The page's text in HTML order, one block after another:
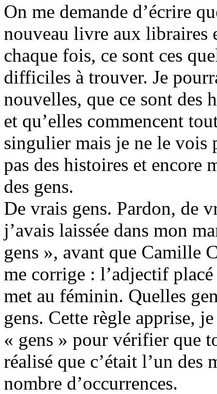
On me demande d’écrire
nouveau livre aux libraires
chaque fois, ce sont ces
difficiles à trouver. Je
nouvelles, que ce sont des
et qu’elles commencent
singulier mais je ne le vois
pas des histoires et encore
des gens.
De vrais gens. Pardon, de
j’avais laissée dans mon
gens », avant que Camille
me corrige : l’adjectif
met au féminin. Quelles
gens. Cette règle apprise,
« gens » pour vérifier que
réalisé que c’était l’un
nombre d’occurrences.